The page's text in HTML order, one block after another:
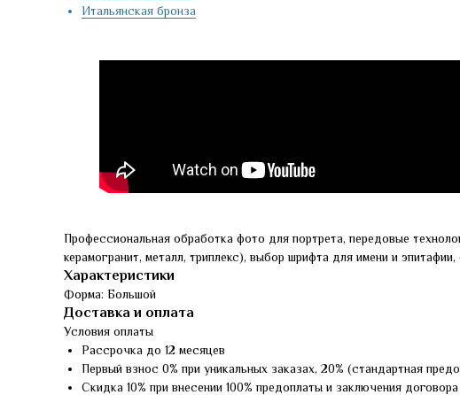
Итальянская бронза
Профессиональная обработка фото для портрета, передовые
керамогранит, металл, триплекс), выбор шрифта для имени и
Характеристики
Форма: Большой
Доставка и оплата
Условия оплаты
Рассрочка до 12 месяцев
Первый взнос 0% при уникальных заказах, 20% (стандартная
Скидка 10% при внесении 100% предоплаты и заключения